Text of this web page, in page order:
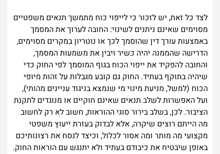
לצד כל זאת, יש לזכור כי לייפוי כוח מתמשך תנאים משפטיים
מסוימים שאינם ניתנים לשינוי: החובה לערוך את המסמך
באמצעות עורך דין שהוסמך לכך או נוטריון במקרים מסוימים,
הדרישה שהממנה יהיה כשיר ויבין את משמעות המסמך,
והחובה להפקיד את ייפוי הכוח בגוף המוסמך לפי החוק כדי
שיהיה בתוקף בעתיד. החוק גם קובע מגבלות על זהות מיופי
הכוח (למשל, מניעת מינוי מי שנמצא בניגוד עניינים מהותי),
ועל האפשרות לשלב תנאים שאינם חוקיים או מנוגדים לתקנת
הציבור. לכן, בשלב בירור סוגי ההוראות, חשוב לא רק לחשוב
מה הייתם רוצים שיקרה, אלא לבדוק בעזרת ייעוץ משפטי
מקצועי מה מותר ומה אסור לכלול, וכיצד לנסח את רצונותיכם
באופן שיבטיח את כיבודם בעתיד ולא יתנגש עם הוראות החוק.